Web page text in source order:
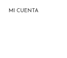
MI CUENTA